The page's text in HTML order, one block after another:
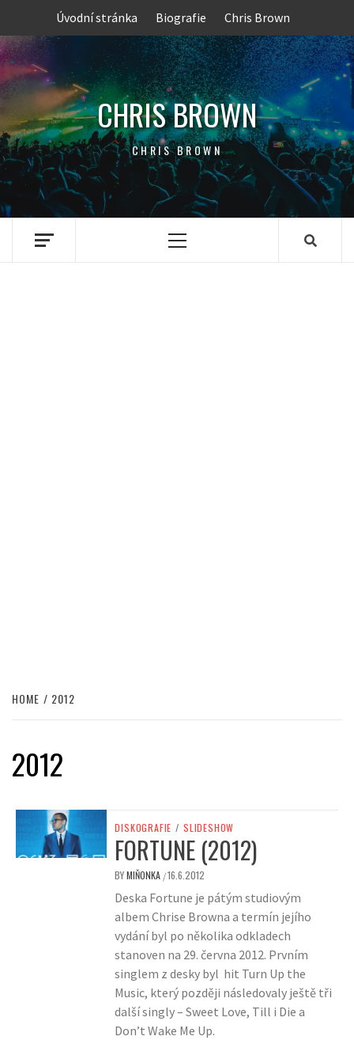
content
Úvodní stránka Biografie Chris Brown
CHRIS BROWN
CHRIS BROWN
Primary
HOME 2012
2012
DISKOGRAFIE / SLIDESHOW
FORTUNE (2012)
BYMIŇONKA /16.6.2012
Deska Fortune je pátým studiovým
albem Chrise Browna a termín jejího
vydání byl po několika odkladech
stanoven na 29. června 2012. Prvním
singlem z desky byl hit Turn Up the
Music, který později následovaly ještě tři
další singly – Sweet Love, Till i Die a
Don’t Wake Me Up.